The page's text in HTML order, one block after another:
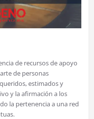
de recursos de apoyo
de personas
estimados y
y la afirmación a los
la pertenencia a una red